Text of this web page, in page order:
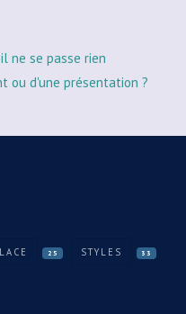
ne se passe rien
ou d'une présentation ?
25 STYLES 33